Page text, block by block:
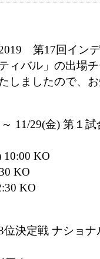
第17回イン
ィバル」の出場
しましたので、
11/29(金) 第１試
KO
KO
KO
決定戦 ナショ